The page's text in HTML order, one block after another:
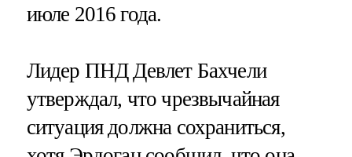
июле 2016 года.
Лидер ПНД Девлет Бахчели
утверждал, что чрезвычайная
ситуация должна сохраниться,